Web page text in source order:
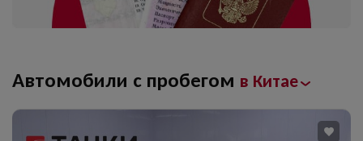
Автомобили с пробегом в Китае